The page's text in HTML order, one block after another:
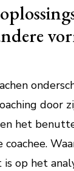
door
het
is op het